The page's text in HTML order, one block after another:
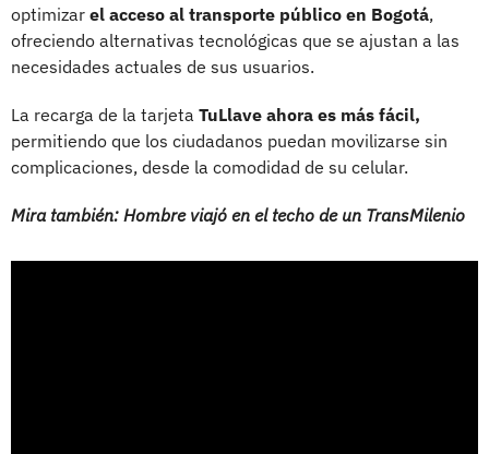
optimizar el acceso al transporte público en Bogotá,
ofreciendo alternativas tecnológicas que se ajustan a las
necesidades actuales de sus usuarios.
La recarga de la tarjeta TuLlave ahora es más fácil,
permitiendo que los ciudadanos puedan movilizarse sin
complicaciones, desde la comodidad de su celular.
Mira también: Hombre viajó en el techo de un TransMilenio